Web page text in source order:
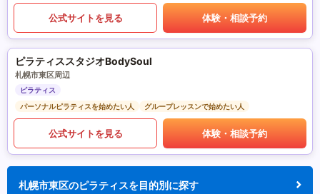
公式サイトを見る 体験・相談予約
ピラティススタジオBodySoul
札幌市東区周辺
ピラティス
パーソナルピラティスを始めたい人
グループレッスンで始めたい人
公式サイトを見る 体験・相談予約
札幌市東区のピラティスを目的別に探す